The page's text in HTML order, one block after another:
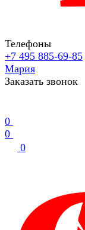
Телефоны
+7 495 885-69-85
Мария
Заказать звонок
0
0
0